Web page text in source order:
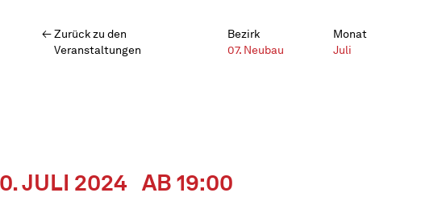
Zurück zu den
Veranstaltungen
Bezirk
07. Neubau
Monat
Juli
JULI 2024 AB 19:00